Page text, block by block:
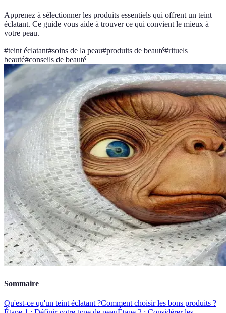
Apprenez à sélectionner les produits essentiels qui offrent un teint
éclatant. Ce guide vous aide à trouver ce qui convient le mieux à
votre peau.
#teint éclatant#soins de la peau#produits de beauté#rituels
beauté#conseils de beauté
Sommaire
Qu'est-ce qu'un teint éclatant ?Comment choisir les bons produits ?